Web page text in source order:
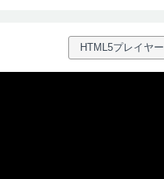
HTML5プレイヤー